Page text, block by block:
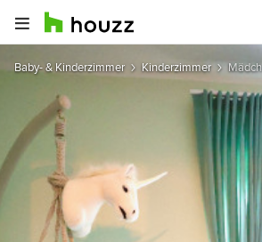
Baby- & Kinderzimmer Kinderzimmer